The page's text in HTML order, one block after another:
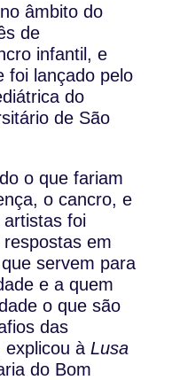
âmbito do
de
infantil, e
foi lançado pelo
do
de São
o que fariam
o cancro, e
foi
em
servem para
e a quem
o que são
das
explicou àLusa
do Bom